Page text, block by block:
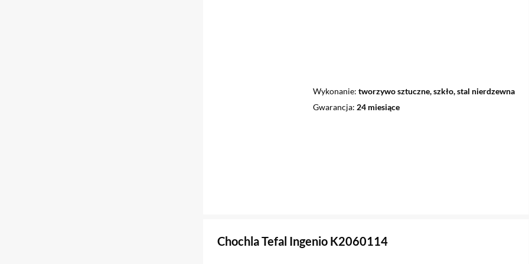
Wykonanie tworzywo sztuczne, szkło, stal nierdzewna
Gwarancja 24 miesiące
Chochla Tefal Ingenio K2060114